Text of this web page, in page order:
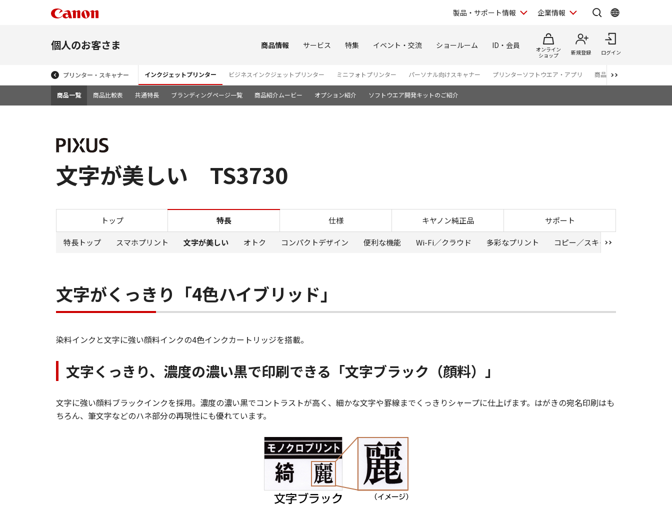
製品・サポート情報 企業情報
個人のお客さま 商品情報 サービス 特集 イベント・交流 ショールーム ID・会員
オンライン
ショップ
新規登録 ログイン
プリンター・スキャナー インクジェットプリンター ビジネスインクジェットプリンター ミニフォトプリンター パーソナル向けスキャナー プリンターソフトウエア・アプリ 商品カタログ
商品一覧 商品比較表 共通特長 ブランディングページ一覧 商品紹介ムービー オプション紹介 ソフトウエア開発キットのご紹介
文字が美しい TS3730
文字が美しい PIXUS TS3730
トップ 特長 仕様 キヤノン純正品 サポート
特長トップ スマホプリント 文字が美しい オトク コンパクトデザイン 便利な機能 Wi-Fi／クラウド 多彩なプリント コピー／スキャン
文字がくっきり「4色ハイブリッド」
染料インクと文字に強い顔料インクの4色インクカートリッジを搭載。
文字くっきり、濃度の濃い黒で印刷できる「文字ブラック（顔料）」
文字に強い顔料ブラックインクを採用。濃度の濃い黒でコントラストが高く、細かな文字や罫線までくっきりシャープに仕上げます。はがきの宛名印刷はも
ちろん、筆文字などのハネ部分の再現性にも優れています。